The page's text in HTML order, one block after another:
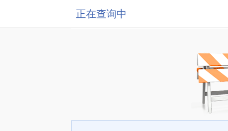
正在查询中